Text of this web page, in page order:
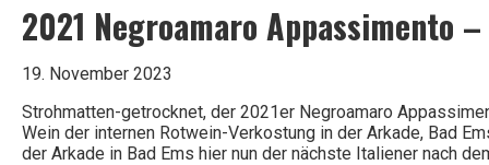
e
una
Notte
–
Donnafugata
2021 Negroamaro Appassimento
19. November 2023
Strohmatten-getrocknet, der 2021er Negroamaro
Wein der internen Rotwein-Verkostung in der Arkade, Bad
der Arkade in Bad Ems hier nun der nächste Italiener nach